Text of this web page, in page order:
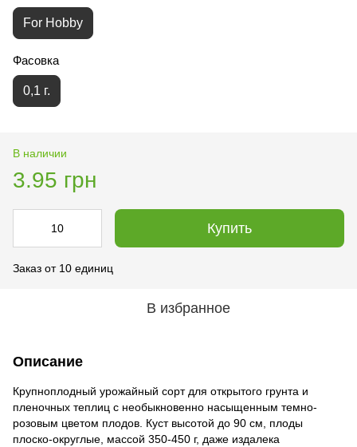
For Hobby
Фасовка
0,1 г.
В наличии
3.95 грн
Купить
Заказ от 10 единиц
В избранное
Описание
Крупноплодный урожайный сорт для открытого грунта и
пленочных теплиц с необыкновенно насыщенным темно-
розовым цветом плодов. Куст высотой до 90 см, плоды
плоско-округлые, массой 350-450 г, даже издалека